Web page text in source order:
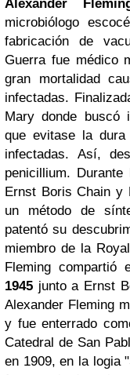
Alexander
microbiólogo
fabricación de
Guerra fue médico
gran mortalidad
infectadas.
Mary donde buscó
que evitase la
infectadas. Así,
penicillium.
Ernst Boris Chain y
un método de
patentó su
miembro de la
Fleming compartió
1945 junto a Ernst
Alexander Fleming
y fue enterrado
Catedral de San
en 1909, en la logia